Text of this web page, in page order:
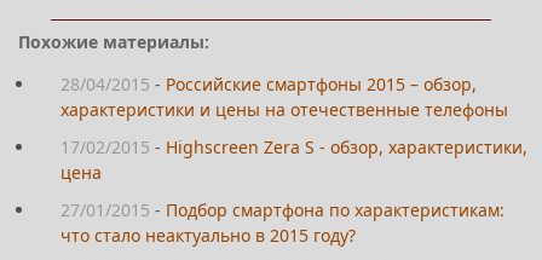
Похожие материалы:
28/04/2015 - Российские смартфоны 2015 – обзор,
характеристики и цены на отечественные телефоны
17/02/2015 - Highscreen Zera S - обзор, характеристики,
цена
27/01/2015 - Подбор смартфона по характеристикам:
что стало неактуально в 2015 году?